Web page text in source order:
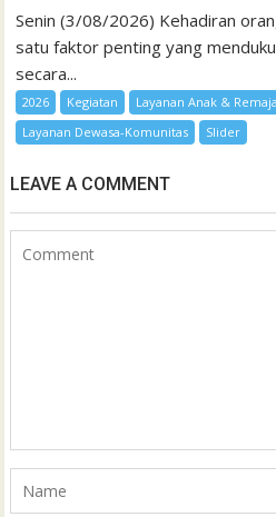
Senin (3/08/2026) Kehadiran
satu faktor penting yang
secara...
2026 Kegiatan
Layanan Anak & Remaja
Layanan Dewasa-Komunitas
Slider
LEAVE A COMMENT